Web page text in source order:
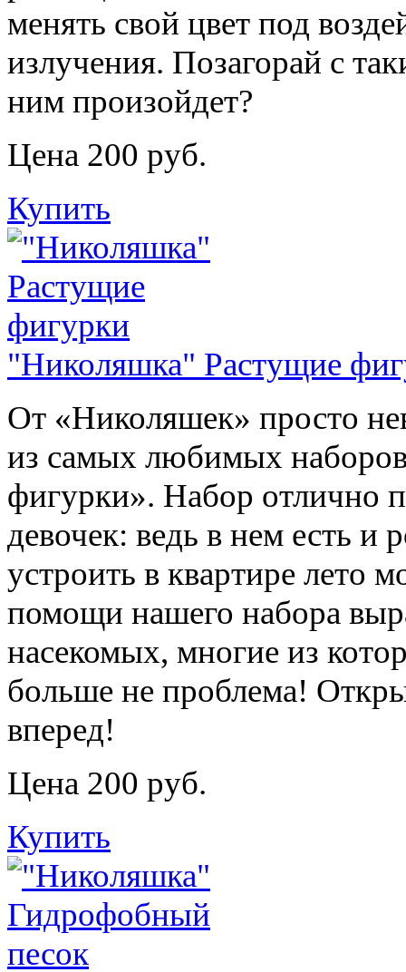
менять свой цвет под
излучения. Позагорай с
ним произойдет?
Цена 200 руб.
Купить
"Николяшка" Растущие
От «Николяшек» просто
из самых любимых
фигурки». Набор отлично
девочек: ведь в нем есть
устроить в квартире лето
помощи нашего набора
насекомых, многие из
больше не проблема!
вперед!
Цена 200 руб.
Купить